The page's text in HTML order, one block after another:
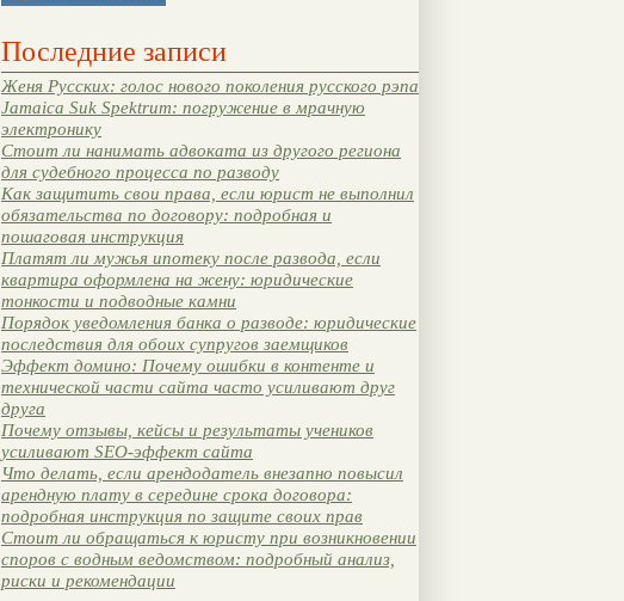
Последние записи
Женя Русских: голос нового поколения русского рэпа
Jamaica Suk Spektrum: погружение в мрачную
электронику
Стоит ли нанимать адвоката из другого региона
для судебного процесса по разводу
Как защитить свои права, если юрист не выполнил
обязательства по договору: подробная и
пошаговая инструкция
Платят ли мужья ипотеку после развода, если
квартира оформлена на жену: юридические
тонкости и подводные камни
Порядок уведомления банка о разводе: юридические
последствия для обоих супругов заемщиков
Эффект домино: Почему ошибки в контенте и
технической части сайта часто усиливают друг
друга
Почему отзывы, кейсы и результаты учеников
усиливают SEO-эффект сайта
Что делать, если арендодатель внезапно повысил
арендную плату в середине срока договора:
подробная инструкция по защите своих прав
Стоит ли обращаться к юристу при возникновении
споров с водным ведомством: подробный анализ,
риски и рекомендации